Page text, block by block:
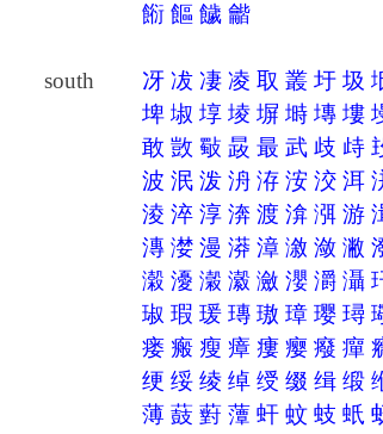
餰饇饖龤
south 冴冹 凄凌取叢圩圾
埤埱埻堎塀塒塼塿
敢敳斀晸最武歧歭
波泯泼洀洊洝洨洱
淩淬淳渀渡渰渳游
漙漤漫漭漳漵潋潎
濲瀀瀔瀫瀲瀴灂灄
琡瑕瑗瑼璈璋璎璕
瘘 瘢 瘦瘴瘻瘿癈癉
绠绥绫绰绶缀缉缎
薄薣薱藫虷蚊蚑蚔